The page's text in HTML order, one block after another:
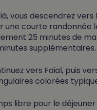
vous descendrez
une courte randonnée
25 minutes de
supplémentaires.
vers Faial, puis
colorées
libre pour le déjeuner